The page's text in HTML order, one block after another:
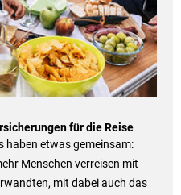
für die Reise
haben etwas gemeinsam:
Menschen verreisen mit
mit dabei auch das